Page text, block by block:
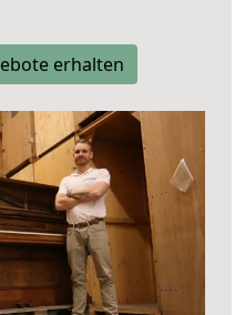
erhalten